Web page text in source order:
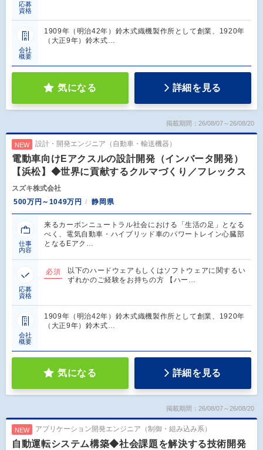
応募
資格
会社
概要
1909年（明治42年）鈴木式織機製作所として創業、1920年
（大正9年）鈴木式…
気になる 詳細を見る
掲載期間：26/08/07～26/08/20
NEW 設計・開発エンジニア（自動車・輸送機器）
電動車向けEアクスルの設計開発（インバータ開発）
【浜松】◆世界に貢献するクルマづくり／フレックス
スズキ株式会社
500万円～1049万円
静岡県
仕事
内容
来るカーボンニュートラル社会における「生活の足」となる
べく、電気自動車・ハイブリッド車のパワートレイン心臓部
となるEアク…
応募
資格
必須
以下のハードウェアもしくはソフトウェアに関するい
ずれかのご経験をお持ちの方 【ハー…
会社
概要
1909年（明治42年）鈴木式織機製作所として創業、1920年
（大正9年）鈴木式…
気になる 詳細を見る
掲載期間：26/08/07～26/08/20
NEW アプリケーション開発エンジニア（制御・組み込み系）
自動運転システム構築◆社会課題を解決する技術開発